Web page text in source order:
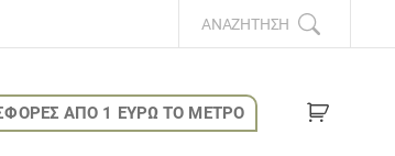
ΑΝΑΖΉΤΗΣΗ
ΑΠΟ 1 ΕΥΡΩ ΤΟ ΜΕΤΡΟ